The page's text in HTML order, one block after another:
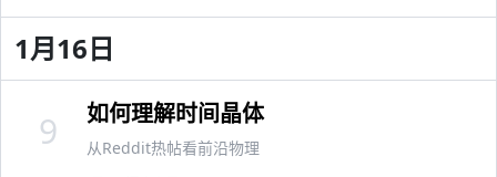
1月16日
如何理解时间晶体
从Reddit热帖看前沿物理
9